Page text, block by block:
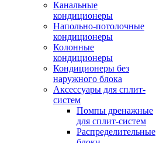
Канальные
кондиционеры
Напольно-потолочные
кондиционеры
Колонные
кондиционеры
Кондиционеры без
наружного блока
Аксессуары для сплит-
систем
Помпы дренажные
для сплит-систем
Распределительные